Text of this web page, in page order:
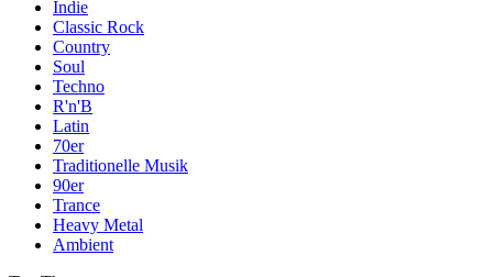
Indie
Classic Rock
Country
Soul
Techno
R'n'B
Latin
70er
Traditionelle Musik
90er
Trance
Heavy Metal
Ambient